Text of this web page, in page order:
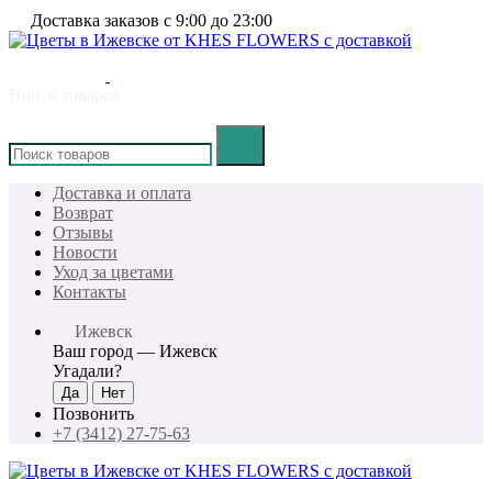
Доставка заказов с 9:00 до 23:00
Доставка и оплата
Возврат
Отзывы
Новости
Уход за цветами
Контакты
Ижевск
Ваш город — Ижевск
Угадали?
Позвонить
+7 (3412) 27-75-63